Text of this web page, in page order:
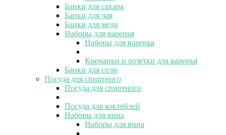
Банки для сахара
Банки для чая
Банки для меда
Наборы для варенья
Наборы для варенья
Креманки и розетки для варенья
Банки для соли
Посуда для спиртного
Посуда для спиртного
Посуда для коктейлей
Наборы для вина
Наборы для вина